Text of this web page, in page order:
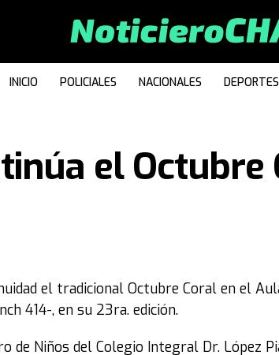
INICIO POLICIALES NACIONALES DEPORTES
el Octubre
el tradicional Octubre Coral en el
414-, en su 23ra. edición.
de Niños del Colegio Integral Dr. López